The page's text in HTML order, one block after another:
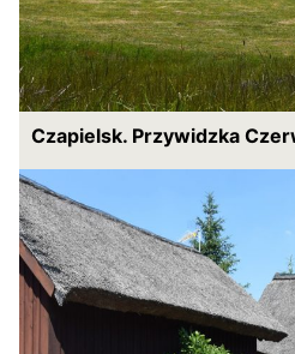
Czapielsk. Przywidzka